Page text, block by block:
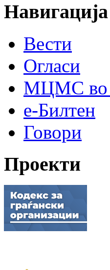
Навигација
Вести
Огласи
МЦМС во
е-Билтен
Говори
Проекти